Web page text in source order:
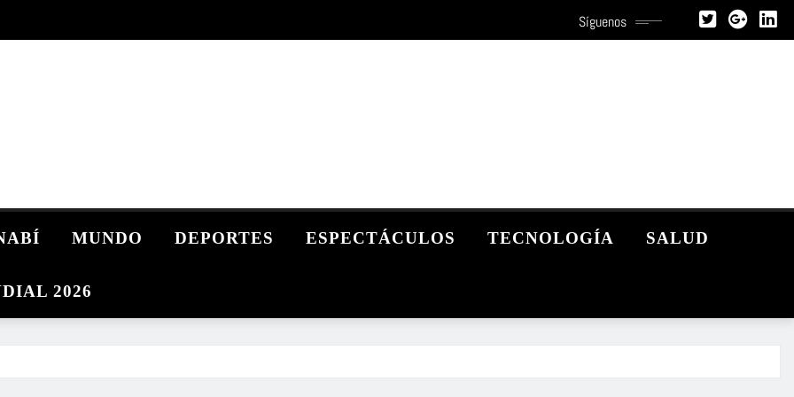
Síguenos
MUNDO DEPORTES ESPECTÁCULOS TECNOLOGÍA SALUD
2026